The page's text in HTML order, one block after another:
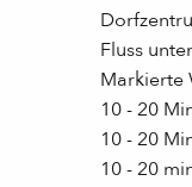
Fluss
Markierte
10 - 20
10 - 20
10 - 20